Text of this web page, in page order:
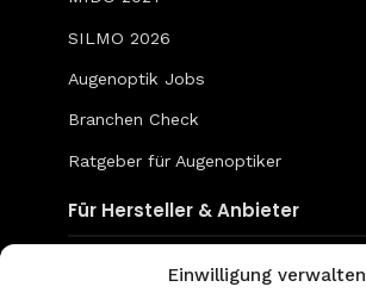
Einwilligung verwalten
SILMO 2026
Augenoptik Jobs
Branchen Check
Ratgeber für Augenoptiker
Für Hersteller & Anbieter
Content & Social Media